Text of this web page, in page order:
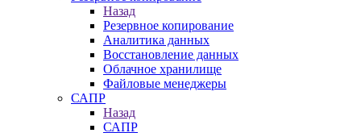
Назад
Резервное копирование
Аналитика данных
Восстановление данных
Облачное хранилище
Файловые менеджеры
САПР
Назад
САПР